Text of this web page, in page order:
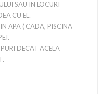
SAU IN LOCURI
CU EL.
APA ( CADA, PISCINA
DECAT ACELA